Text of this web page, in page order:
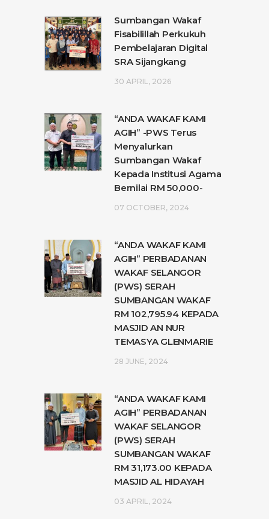
Sumbangan Wakaf
Fisabilillah Perkukuh
Pembelajaran Digital
SRA Sijangkang
30 APRIL, 2026
“ANDA WAKAF KAMI
AGIH” -PWS Terus
Menyalurkan
Sumbangan Wakaf
Kepada Institusi Agama
Bernilai RM 50,000-
07 OCTOBER, 2024
“ANDA WAKAF KAMI
AGIH” PERBADANAN
WAKAF SELANGOR
(PWS) SERAH
SUMBANGAN WAKAF
RM 102,795.94 KEPADA
MASJID AN NUR
TEMASYA GLENMARIE
28 JUNE, 2024
“ANDA WAKAF KAMI
AGIH” PERBADANAN
WAKAF SELANGOR
(PWS) SERAH
SUMBANGAN WAKAF
RM 31,173.00 KEPADA
MASJID AL HIDAYAH
03 APRIL, 2024